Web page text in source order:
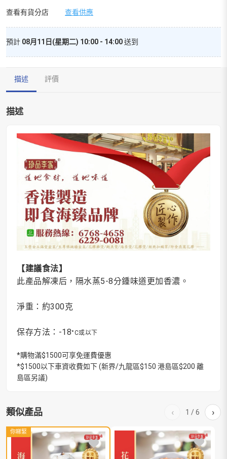
價
套
裝
數
查看有貨分店 查看供應
預計 08月11日(星期二) 10:00 - 14:00送到
描述 評價
描述
【建議食法】
此產品解凍后，隔水蒸5-8分鍾味道更加香濃。
淨重：約300克
保存方法：-18°C或以下
*購物滿$1500可享免運費優惠
*$1500以下車資收費如下 (新界/九龍區$150 港島區$200 離
島區另議)
類似產品 ‹ 1 /6 ›
你睇緊